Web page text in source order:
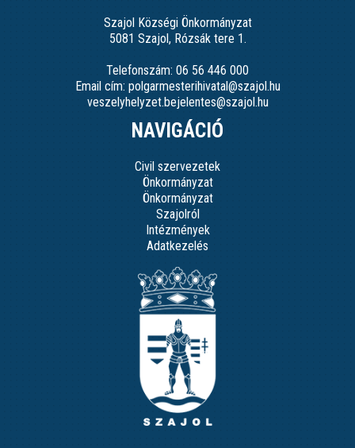
Szajol Községi Önkormányzat
5081 Szajol, Rózsák tere 1.
Telefonszám: 06 56 446 000
Email cím: polgarmesterihivatal@szajol.hu
veszelyhelyzet.bejelentes@szajol.hu
NAVIGÁCIÓ
Civil szervezetek
Önkormányzat
Önkormányzat
Szajolról
Intézmények
Adatkezelés